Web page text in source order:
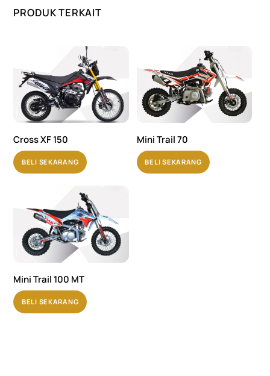
PRODUK TERKAIT
Cross XF 150
BELI SEKARANG
Mini Trail 70
BELI SEKARANG
Mini Trail 100 MT
BELI SEKARANG